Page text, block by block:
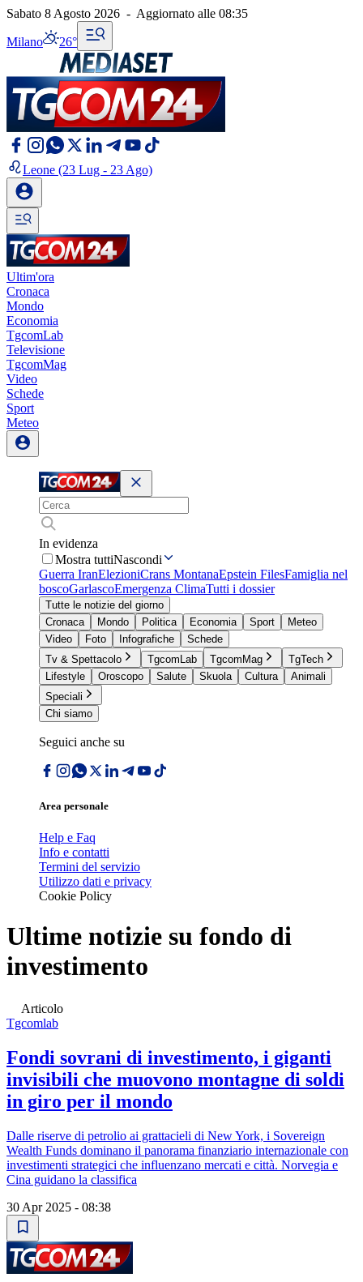
Sabato 8 Agosto 2026 - Aggiornato alle 08:35
Milano 26°
Leone (23 Lug - 23 Ago)
Ultim'ora
Cronaca
Mondo
Economia
TgcomLab
Televisione
TgcomMag
Video
Schede
Sport
Meteo
In evidenza
Mostra tuttiNascondi
Guerra IranElezioniCrans MontanaEpstein FilesFamiglia nel
boscoGarlascoEmergenza ClimaTutti i dossier
Tutte le notizie del giorno
Cronaca
Mondo Politica Economia Sport
Meteo
Video
Foto Infografiche
Schede
Tv & Spettacolo
TgcomLab TgcomMag
TgTech
Lifestyle
Oroscopo Salute Skuola Cultura
Animali
Speciali
Chi siamo
Seguici anche su
Area personale
Help e Faq
Info e contatti
Termini del servizio
Utilizzo dati e privacy
Cookie Policy
Ultime notizie su fondo di
investimento
Articolo
Tgcomlab
Fondi sovrani di investimento, i giganti
invisibili che muovono montagne di soldi
in giro per il mondo
Dalle riserve di petrolio ai grattacieli di New York, i Sovereign
Wealth Funds dominano il panorama finanziario internazionale con
investimenti strategici che influenzano mercati e città. Norvegia e
Cina guidano la classifica
30 Apr 2025 - 08:38